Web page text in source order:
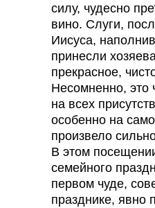
силу, чудесно
вино. Слуги,
Иисуса,
принесли
прекрасное,
Несомненно, это
на всех
особенно на
произвело
В этом
семейного
первом чуде,
празднике, явно